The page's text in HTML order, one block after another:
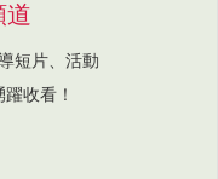
道
短片、活動
收看！